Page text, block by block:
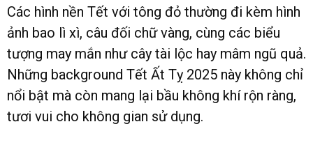
Các hình nền Tết với tông đỏ thường đi kèm hình
ảnh bao lì xì, câu đối chữ vàng, cùng các biểu
tượng may mắn như cây tài lộc hay mâm ngũ quả.
Những background Tết Ất Tỵ 2025 này không chỉ
nổi bật mà còn mang lại bầu không khí rộn ràng,
tươi vui cho không gian sử dụng.